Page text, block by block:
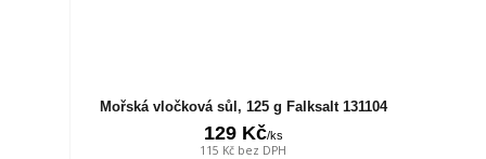
Mořská vločková sůl, 125 g Falksalt 131104
129 Kč/ks
115 Kč bez DPH